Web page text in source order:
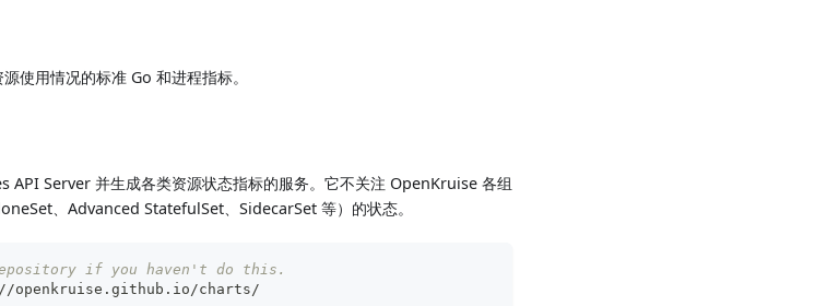
用情况的标准 Go 和进程指标。
API Server 并生成各类资源状态指标的服务。它不关注 OpenKruise 各组
、Advanced StatefulSet、SidecarSet 等）的状态。
if you haven't do this.
openkruise.github.io/charts/